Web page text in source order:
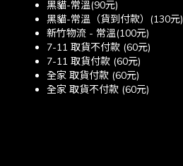
黑貓-常溫(90元)
黑貓-常溫（貨到付款）(130元)
新竹物流 - 常溫(100元)
7-11 取貨不付款 (60元)
7-11 取貨付款 (60元)
全家 取貨付款 (60元)
全家 取貨不付款 (60元)